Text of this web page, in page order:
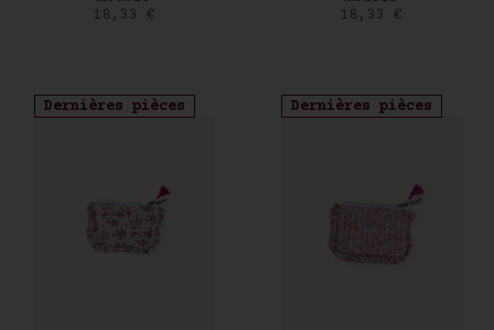
Prix
18,33 €
Prix
18,33 €
Dernières pièces Dernières pièces